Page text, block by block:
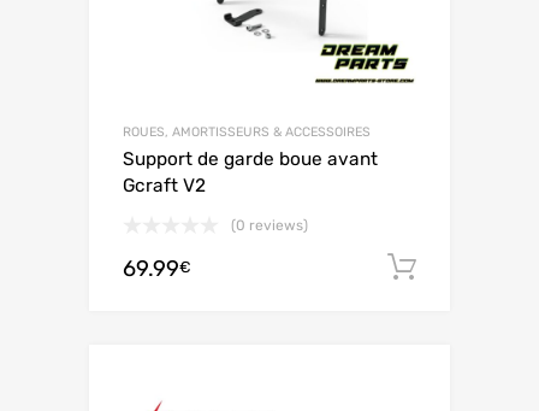
ROUES, AMORTISSEURS & ACCESSOIRES
Support de garde boue avant
Gcraft V2
(0 reviews)
69.99€